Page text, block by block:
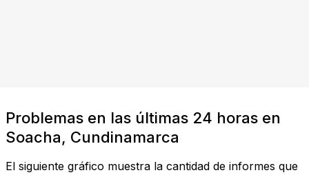
Problemas en las últimas 24 horas en
Soacha, Cundinamarca
El siguiente gráfico muestra la cantidad de informes que